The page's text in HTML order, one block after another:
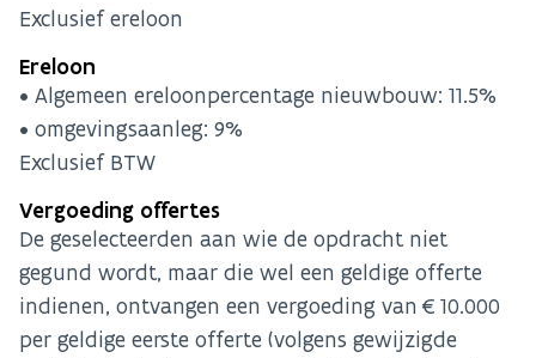
Exclusief ereloon
Ereloon
• Algemeen ereloonpercentage nieuwbouw: 11.5%
• omgevingsaanleg: 9%
Exclusief BTW
Vergoeding offertes
De geselecteerden aan wie de opdracht niet
gegund wordt, maar die wel een geldige offerte
indienen, ontvangen een vergoeding van €10.000
per geldige eerste offerte (volgens gewijzigde